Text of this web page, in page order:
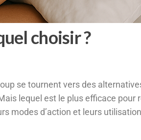
choisir ?
se tournent vers des
lequel est le plus efficace pour
modes d’action et leurs